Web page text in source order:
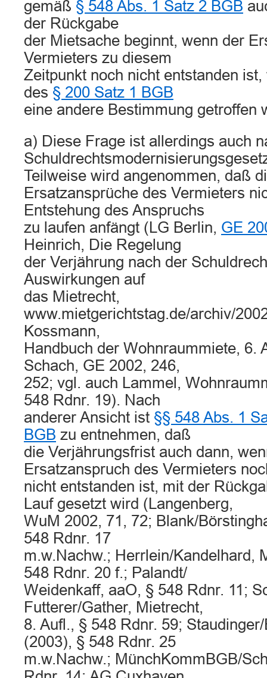
gemäß § 548 Abs. 1 Satz 2 BGB
der Rückgabe
der Mietsache beginnt, wenn der
Vermieters zu diesem
Zeitpunkt noch nicht entstanden
des § 200 Satz 1 BGB
eine andere Bestimmung getroffen
a) Diese Frage ist allerdings auch
Teilweise wird angenommen, daß
Ersatzansprüche des Vermieters
Entstehung des Anspruchs
zu laufen anfängt (LG Berlin, GE
Heinrich, Die Regelung
der Verjährung nach der
Auswirkungen auf
das Mietrecht,
www.mietgerichtstag.de/archiv/
Kossmann,
Handbuch der Wohnraummiete, 6.
Schach, GE 2002, 246,
252; vgl. auch Lammel,
548 Rdnr. 19). Nach
anderer Ansicht ist §§ 548 Abs. 1
BGB zu entnehmen, daß
die Verjährungsfrist auch dann,
Ersatzanspruch des Vermieters
nicht entstanden ist, mit der
Lauf gesetzt wird (Langenberg,
WuM 2002, 71, 72; Blank/
548 Rdnr. 17
m.w.Nachw.; Herrlein/Kandelhard,
548 Rdnr. 20 f.; Palandt/
Weidenkaff, aaO, § 548 Rdnr. 11;
Futterer/Gather, Mietrecht,
8. Aufl., § 548 Rdnr. 59;
(2003), § 548 Rdnr. 25
m.w.Nachw.; MünchKommBGB/